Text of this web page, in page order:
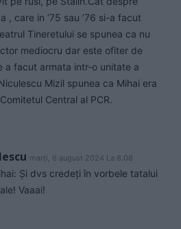
, care in ’75 sau ’76 si-a facut
Tineretului se spunea ca nu
mediocru dar este ofiter de
a facut armata intr-o unitate a
Mizil spunea ca Mihai era
Central al PCR.
marți, 6 august 2024 La 8.08
Și dvs credeți în vorbele tatalui
Vaaai!